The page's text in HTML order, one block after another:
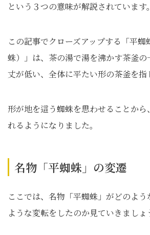
という３つの意味が解説されています。
この記事でクローズアップする「平蜘
蛛）」は、茶の湯で湯を沸かす茶釜の
丈が低い、全体に平たい形の茶釜を指
形が地を這う蜘蛛を思わせることか
れるようになりました。
名物「平蜘蛛」の変遷
ここでは、名物「平蜘蛛」がどのよ
ような変転をしたのか見ていきましょ